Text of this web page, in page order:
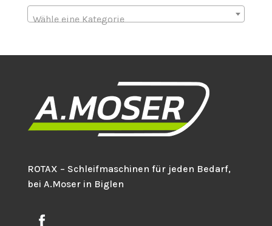
Wähle eine Kategorie
ROTAX – Schleifmaschinen für jeden Bedarf,
bei A.Moser in Biglen